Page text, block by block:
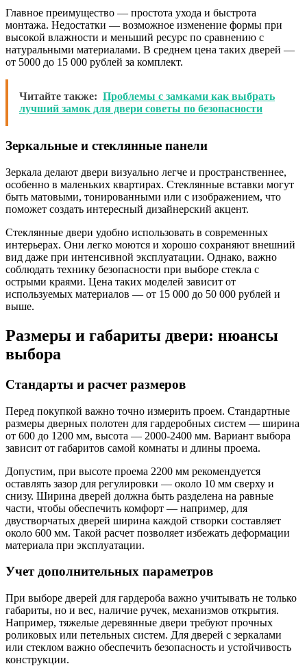
Главное преимущество — простота ухода и быстрота
монтажа. Недостатки — возможное изменение формы при
высокой влажности и меньший ресурс по сравнению с
натуральными материалами. В среднем цена таких дверей —
от 5000 до 15 000 рублей за комплект.
Читайте также: Проблемы с замками как выбрать
лучший замок для двери советы по безопасности
Зеркальные и стеклянные панели
Зеркала делают двери визуально легче и пространственнее,
особенно в маленьких квартирах. Стеклянные вставки могут
быть матовыми, тонированными или с изображением, что
поможет создать интересный дизайнерский акцент.
Стеклянные двери удобно использовать в современных
интерьерах. Они легко моются и хорошо сохраняют внешний
вид даже при интенсивной эксплуатации. Однако, важно
соблюдать технику безопасности при выборе стекла с
острыми краями. Цена таких моделей зависит от
используемых материалов — от 15 000 до 50 000 рублей и
выше.
Размеры и габариты двери: нюансы
выбора
Стандарты и расчет размеров
Перед покупкой важно точно измерить проем. Стандартные
размеры дверных полотен для гардеробных систем — ширина
от 600 до 1200 мм, высота — 2000-2400 мм. Вариант выбора
зависит от габаритов самой комнаты и длины проема.
Допустим, при высоте проема 2200 мм рекомендуется
оставлять зазор для регулировки — около 10 мм сверху и
снизу. Ширина дверей должна быть разделена на равные
части, чтобы обеспечить комфорт — например, для
двустворчатых дверей ширина каждой створки составляет
около 600 мм. Такой расчет позволяет избежать деформации
материала при эксплуатации.
Учет дополнительных параметров
При выборе дверей для гардероба важно учитывать не только
габариты, но и вес, наличие ручек, механизмов открытия.
Например, тяжелые деревянные двери требуют прочных
роликовых или петельных систем. Для дверей с зеркалами
или стеклом важно обеспечить безопасность и устойчивость
конструкции.